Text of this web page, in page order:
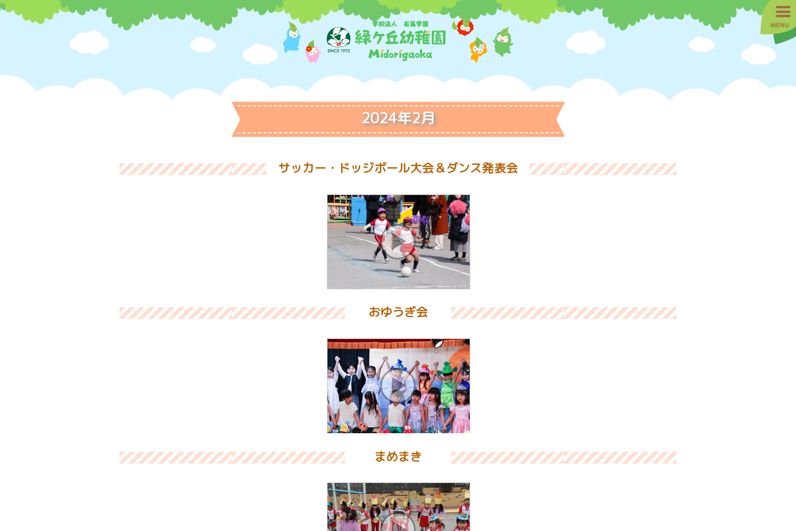
2024年2月
サッカー・ドッジボール大会＆ダンス発表会
おゆうぎ会
まめまき